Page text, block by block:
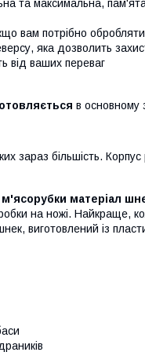
та максимальна,
вам потрібно
яка дозволить
від ваших переваг
в основному
зараз більшість.
матеріал
на ножі. Найкраще,
виготовлений із